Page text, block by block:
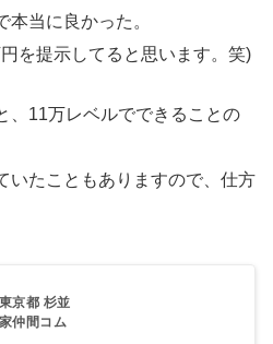
当に良かった。
を提示してると思います。笑)
、11万レベルでできることの
いたこともありますので、仕方
京都 杉並
仲間コム